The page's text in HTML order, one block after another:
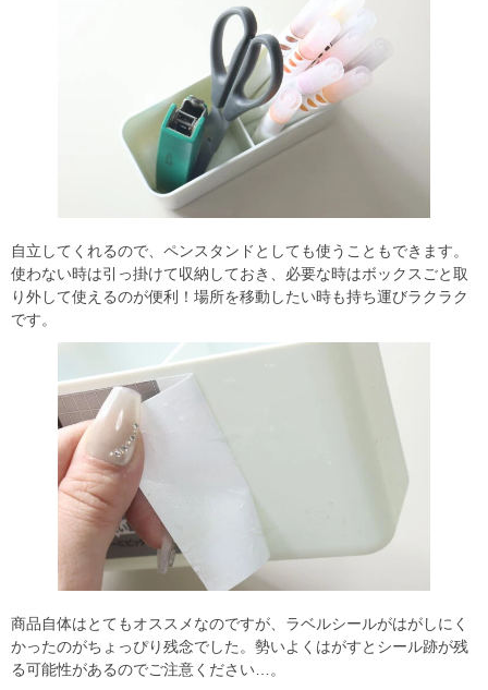
自立してくれるので、ペンスタンドとしても使うこともできます。
使わない時は引っ掛けて収納しておき、必要な時はボックスごと取
り外して使えるのが便利！場所を移動したい時も持ち運びラクラク
です。
商品自体はとてもオススメなのですが、ラベルシールがはがしにく
かったのがちょっぴり残念でした。勢いよくはがすとシール跡が残
る可能性があるのでご注意ください…。